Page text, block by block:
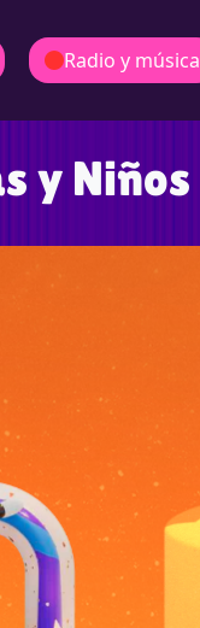
Radio y música
y Niños